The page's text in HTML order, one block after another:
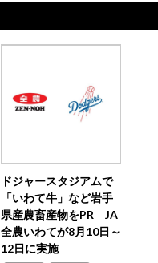
ドジャースタジアムで
「いわて牛」など岩手
県産農畜産物をPR JA
全農いわてが8月10日～
12日に実施